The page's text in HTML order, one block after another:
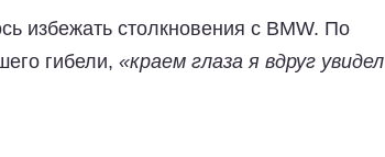
избежать столкновения с BMW. По
гибели, «краем глаза я вдруг увидел